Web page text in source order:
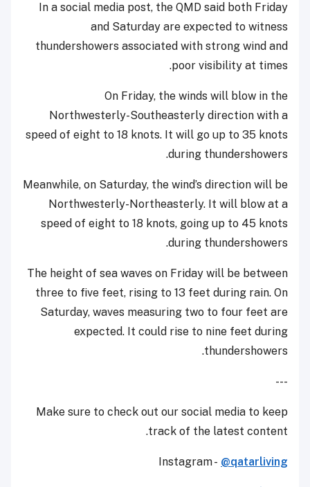
In a social media post, the QMD said both Friday
and Saturday are expected to witness
thundershowers associated with strong wind and
poor visibility at times.
On Friday, the winds will blow in the
Northwesterly-Southeasterly direction with a
speed of eight to 18 knots. It will go up to 35 knots
during thundershowers.
Meanwhile, on Saturday, the wind’s direction will be
Northwesterly-Northeasterly. It will blow at a
speed of eight to 18 knots, going up to 45 knots
during thundershowers.
The height of sea waves on Friday will be between
three to five feet, rising to 13 feet during rain. On
Saturday, waves measuring two to four feet are
expected. It could rise to nine feet during
thundershowers.
---
Make sure to check out our social media to keep
track of the latest content.
Instagram - @qatarliving